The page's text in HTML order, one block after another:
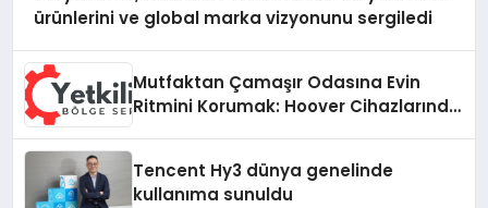
ürünlerini ve global marka vizyonunu sergiledi
Mutfaktan Çamaşır Odasına Evin
Ritmini Korumak: Hoover Cihazlarında
Tencent Hy3 dünya genelinde
kullanıma sunuldu